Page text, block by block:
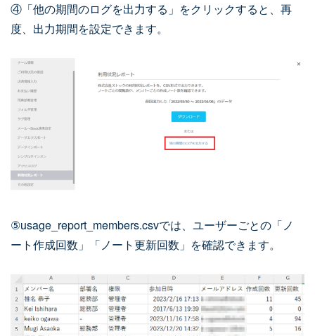
④「他の期間のログを出力する」をクリックすると、再
度、出力期間を設定できます。
⑤usage_report_members.csvでは、ユーザーごとの「ノ
ート作成回数」「ノート更新回数」を確認できます。